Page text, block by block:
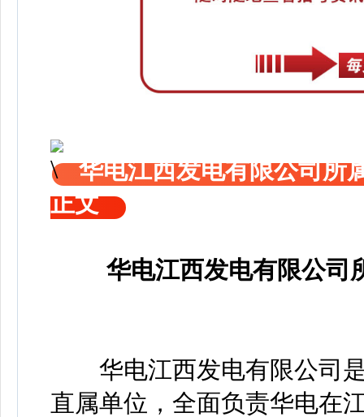
华电江西发电有限公司所
正文
华电江西发电有限公司
华电江西发电有限公司
直属单位，全面负责华电在